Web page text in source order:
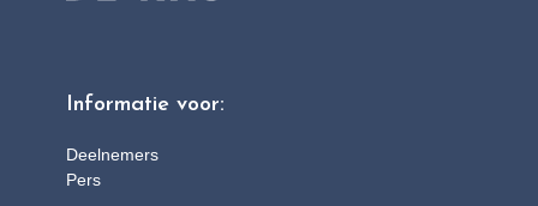
Informatie voor:
Deelnemers
Pers